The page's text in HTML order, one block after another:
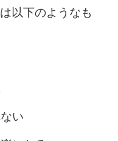
以下のようなも
い